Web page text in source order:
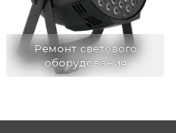
Ремонт светового
оборудования